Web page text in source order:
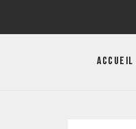
Accueil